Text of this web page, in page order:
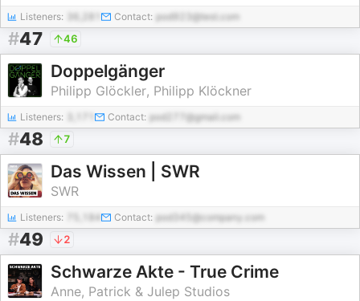
Listeners: Contact: pod923@test.com
#47 46
Doppelgänger
Philipp Glöckler, Philipp Klöckner
Listeners: Contact: pod277@gmail.com
#48 7
Das Wissen | SWR
SWR
Listeners: 75,184 Contact: pod345@company.com
#49 2
Schwarze Akte - True Crime
Anne, Patrick & Julep Studios